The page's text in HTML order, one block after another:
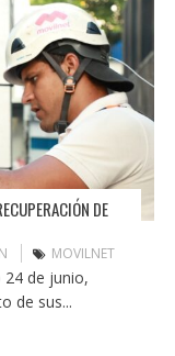
DE
MOVILNET
24 de junio,
de sus...